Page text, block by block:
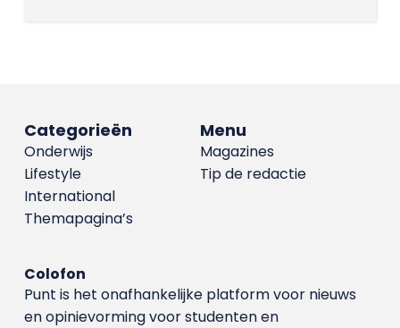
Menu
Magazines
Tip de redactie
Categorieën
Onderwijs
Lifestyle
International
Themapagina’s
Colofon
Punt is het onafhankelijke platform voor nieuws
en opinievorming voor studenten en